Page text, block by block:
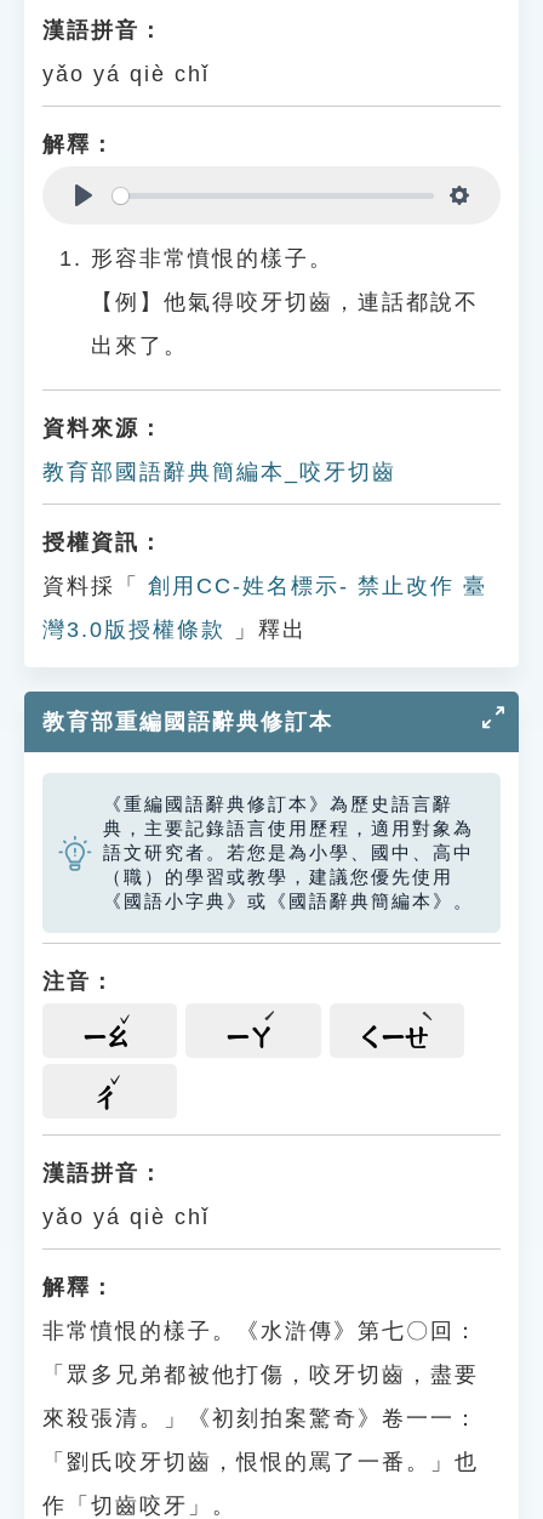
貓頭鷹博士
漢語拼音：
yǎo yá qiè chǐ
解釋：
形容非常憤恨的樣子。
【例】他氣得咬牙切齒，連話都說不
出來了。
資料來源：
教育部國語辭典簡編本_咬牙切齒
授權資訊：
資料採「
創用CC-姓名標示- 禁止改作 臺
灣3.0版授權條款
」釋出
教育部重編國語辭典修訂本
《重編國語辭典修訂本》為歷史語言辭
典，主要記錄語言使用歷程，適用對象為
語文研究者。若您是為小學、國中、高中
（職）的學習或教學，建議您優先使用
《國語小字典》或《國語辭典簡編本》。
注音：
ㄧㄠ ㄧㄚ ㄑㄧㄝ
ㄔ
漢語拼音：
yǎo yá qiè chǐ
解釋：
非常憤恨的樣子。《水滸傳》第七〇回：
「眾多兄弟都被他打傷，咬牙切齒，盡要
來殺張清。」《初刻拍案驚奇》卷一一：
「劉氏咬牙切齒，恨恨的罵了一番。」也
作「切齒咬牙」。